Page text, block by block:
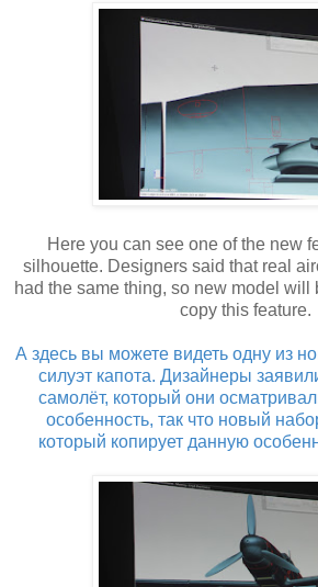
Here you can see one of the new
silhouette. Designers said that real
had the same thing, so new model will
copy this feature.
А здесь вы можете видеть одну из
силуэт капота. Дизайнеры
самолёт, который они
особенность, так что новый
который копирует данную